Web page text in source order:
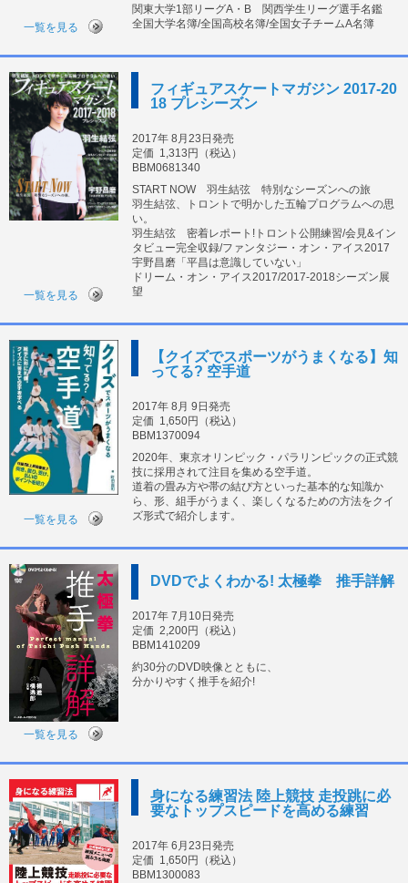
関東大学1部リーグA・B 関西学生リーグ選手名鑑
全国大学名簿/全国高校名簿/全国女子チームA名簿
一覧を見る
フィギュアスケートマガジン 2017-20
18 プレシーズン
2017年 8月23日発売
定価 1,313円（税込）
BBM0681340
START NOW 羽生結弦 特別なシーズンへの旅
羽生結弦、トロントで明かした五輪プログラムへの思
い。
羽生結弦 密着レポート!トロント公開練習/会見&イン
タビュー完全収録/ファンタジー・オン・アイス2017
宇野昌磨「平昌は意識していない」
ドリーム・オン・アイス2017/2017-2018シーズン展
望
一覧を見る
【クイズでスポーツがうまくなる】知
ってる? 空手道
2017年 8月 9日発売
定価 1,650円（税込）
BBM1370094
2020年、東京オリンピック・パラリンピックの正式競
技に採用されて注目を集める空手道。
道着の畳み方や帯の結び方といった基本的な知識か
ら、形、組手がうまく、楽しくなるための方法をクイ
ズ形式で紹介します。
一覧を見る
DVDでよくわかる! 太極拳 推手詳解
2017年 7月10日発売
定価 2,200円（税込）
BBM1410209
約30分のDVD映像とともに、
分かりやすく推手を紹介!
一覧を見る
身になる練習法 陸上競技 走投跳に必
要なトップスピードを高める練習
2017年 6月23日発売
定価 1,650円（税込）
BBM1300083